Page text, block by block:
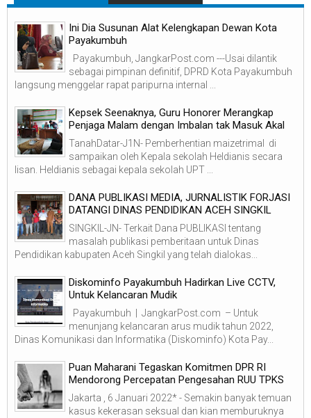
Ini Dia Susunan Alat Kelengkapan Dewan Kota
Payakumbuh
Payakumbuh, JangkarPost.com ---Usai dilantik
sebagai pimpinan definitif, DPRD Kota Payakumbuh
langsung menggelar rapat paripurna internal ...
Kepsek Seenaknya, Guru Honorer Merangkap
Penjaga Malam dengan Imbalan tak Masuk Akal
TanahDatar-J1N- Pemberhentian maizetrimal di
sampaikan oleh Kepala sekolah Heldianis secara
lisan. Heldianis sebagai kepala sekolah UPT ...
DANA PUBLIKASI MEDIA, JURNALISTIK FORJASI
DATANGI DINAS PENDIDIKAN ACEH SINGKIL
SINGKIL-JN- Terkait Dana PUBLIKASI tentang
masalah publikasi pemberitaan untuk Dinas
Pendidikan kabupaten Aceh Singkil yang telah dialokas...
Diskominfo Payakumbuh Hadirkan Live CCTV,
Untuk Kelancaran Mudik
Payakumbuh | JangkarPost.com – Untuk
menunjang kelancaran arus mudik tahun 2022,
Dinas Komunikasi dan Informatika (Diskominfo) Kota Pay...
Puan Maharani Tegaskan Komitmen DPR RI
Mendorong Percepatan Pengesahan RUU TPKS
Jakarta , 6 Januari 2022* - Semakin banyak temuan
kasus kekerasan seksual dan kian memburuknya